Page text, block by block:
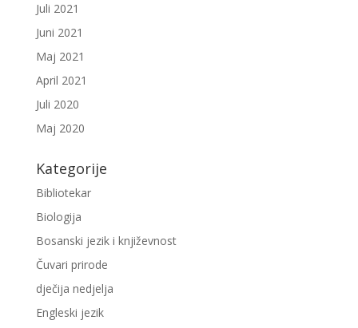
Juli 2021
Juni 2021
Maj 2021
April 2021
Juli 2020
Maj 2020
Kategorije
Bibliotekar
Biologija
Bosanski jezik i književnost
Čuvari prirode
dječija nedjelja
Engleski jezik